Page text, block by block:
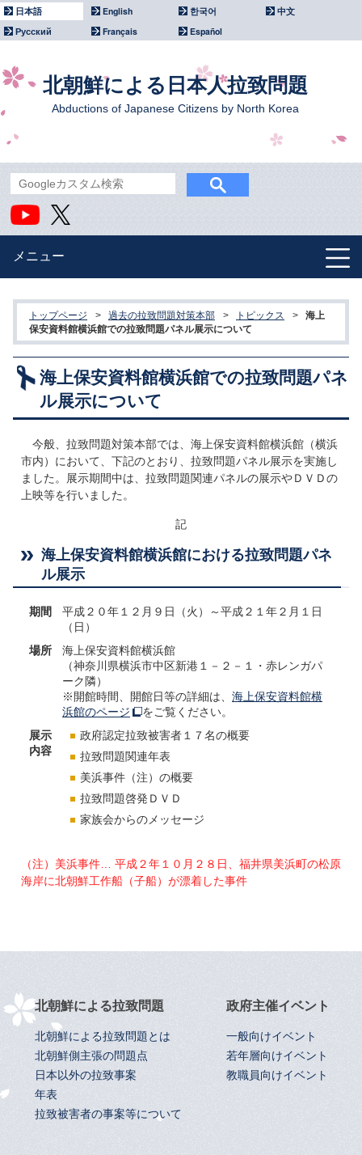
日本語 English 한국어
中文
Русский
Français Español
北朝鮮による日本人拉致問題
Abductions of Japanese Citizens by North Korea
メニュー
政府主催イベント
国際社会との連携
広報・啓発資料
オールジャパンの取組
トップページ > 過去の拉致問題対策本部 > トピックス >
海上
保安資料館横浜館での拉致問題パネル展示について
海上保安資料館横浜館での拉致問題パネ
ル展示について
今般、拉致問題対策本部では、海上保安資料館横浜館（横浜
市内）において、下記のとおり、拉致問題パネル展示を実施し
ました。展示期間中は、拉致問題関連パネルの展示やＤＶＤの
上映等を行いました。
記
海上保安資料館横浜館における拉致問題パネ
ル展示
期間
平成２０年１２月９日（火）～平成２１年２月１日
（日）
場所
海上保安資料館横浜館
（神奈川県横浜市中区新港１－２－１・赤レンガパ
ーク隣）
※開館時間、開館日等の詳細は、 海上保安資料館横
浜館のページ
をご覧ください。
展示
内容
政府認定拉致被害者１７名の概要
拉致問題関連年表
美浜事件（注）の概要
拉致問題啓発ＤＶＤ
家族会からのメッセージ
（注）美浜事件… 平成２年１０月２８日、福井県美浜町の松原
海岸に北朝鮮工作船（子船）が漂着した事件
北朝鮮による拉致問題
北朝鮮による拉致問題とは
北朝鮮側主張の問題点
日本以外の拉致事案
年表
拉致被害者の事案等について
政府主催イベント
一般向けイベント
若年層向けイベント
教職員向けイベント